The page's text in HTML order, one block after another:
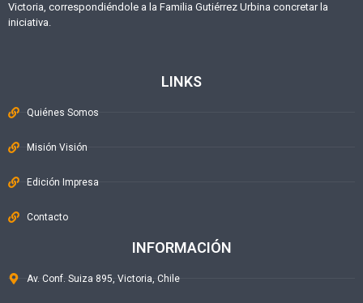
Victoria, correspondiéndole a la Familia Gutiérrez Urbina concretar la
iniciativa.
LINKS
Quiénes Somos
Misión Visión
Edición Impresa
Contacto
INFORMACIÓN
Av. Conf. Suiza 895, Victoria, Chile